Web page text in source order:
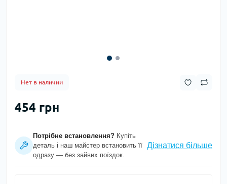
Нет в наличии
454 грн
Потрібне встановлення? Купіть
деталь і наш майстер встановить її
одразу — без зайвих поїздок.
Дізнатися більше